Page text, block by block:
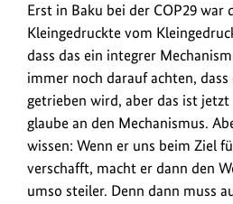
Erst in Baku bei der COP29 war
Kleingedruckte vom
dass das ein integrer
immer noch darauf achten,
getrieben wird, aber das ist
glaube an den Mechanismus.
wissen: Wenn er uns beim Ziel
verschafft, macht er dann den
umso steiler. Denn dann muss